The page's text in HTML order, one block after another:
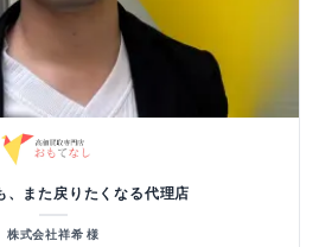
、また戻りたくなる代理店
株式会社祥希 様